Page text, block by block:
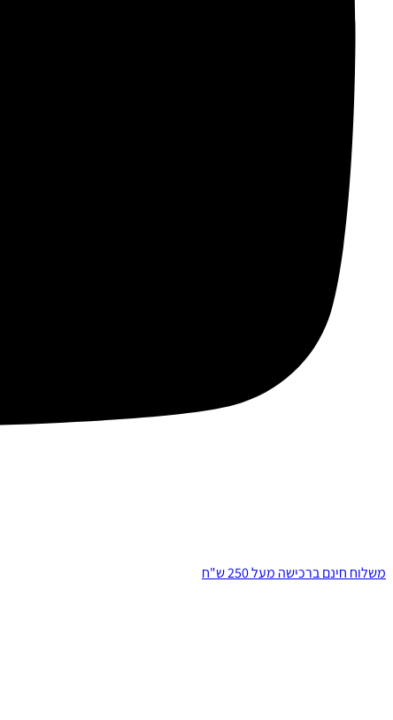
משלוח חינם ברכישה מעל 250 ש"ח